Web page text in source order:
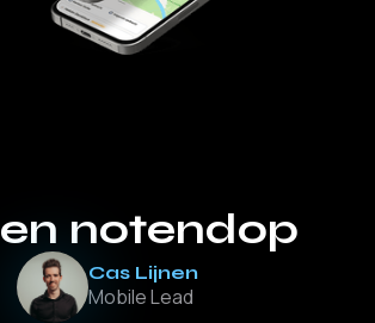
notendop
Cas Lijnen
Mobile Lead